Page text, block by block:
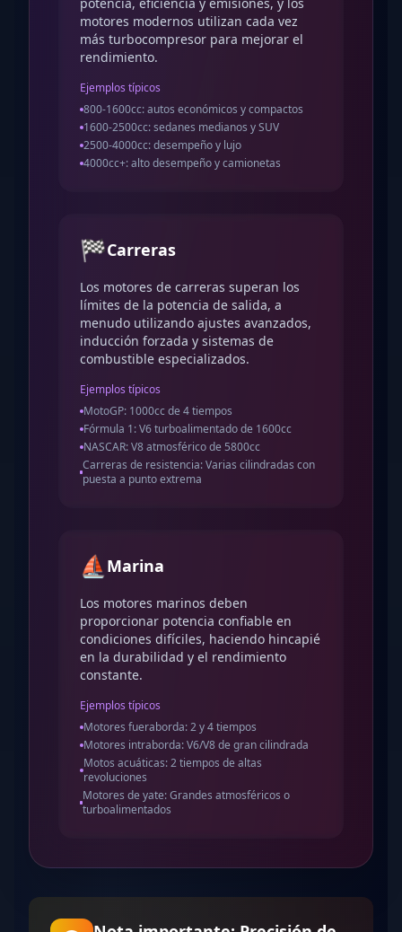
motores modernos utilizan cada vez
más turbocompresor para mejorar el
rendimiento.
Ejemplos típicos
800-1600cc: autos económicos y compactos
1600-2500cc: sedanes medianos y SUV
2500-4000cc: desempeño y lujo
4000cc+: alto desempeño y camionetas
🏁Carreras
Los motores de carreras superan los
límites de la potencia de salida, a
menudo utilizando ajustes avanzados,
inducción forzada y sistemas de
combustible especializados.
Ejemplos típicos
MotoGP: 1000cc de 4 tiempos
Fórmula 1: V6 turboalimentado de 1600cc
NASCAR: V8 atmosférico de 5800cc
Carreras de resistencia: Varias cilindradas con
puesta a punto extrema
⛵ Marina
Los motores marinos deben
proporcionar potencia confiable en
condiciones difíciles, haciendo hincapié
en la durabilidad y el rendimiento
constante.
Ejemplos típicos
Motores fueraborda: 2 y 4 tiempos
Motores intraborda: V6/V8 de gran cilindrada
Motos acuáticas: 2 tiempos de altas
revoluciones
Motores de yate: Grandes atmosféricos o
turboalimentados